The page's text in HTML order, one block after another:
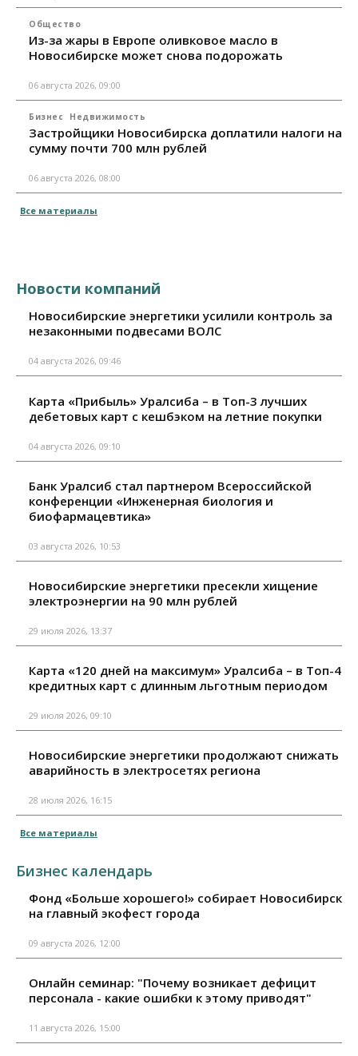
Общество
Из-за жары в Европе оливковое масло в
Новосибирске может снова подорожать
06 августа 2026, 09:00
Бизнес Недвижимость
Застройщики Новосибирска доплатили налоги на
сумму почти 700 млн рублей
06 августа 2026, 08:00
Все материалы
Новости компаний
Новосибирские энергетики усилили контроль за
незаконными подвесами ВОЛС
04 августа 2026, 09:46
Карта «Прибыль» Уралсиба – в Топ-3 лучших
дебетовых карт с кешбэком на летние покупки
04 августа 2026, 09:10
Банк Уралсиб стал партнером Всероссийской
конференции «Инженерная биология и
биофармацевтика»
03 августа 2026, 10:53
Новосибирские энергетики пресекли хищение
электроэнергии на 90 млн рублей
29 июля 2026, 13:37
Карта «120 дней на максимум» Уралсиба – в Топ-4
кредитных карт с длинным льготным периодом
29 июля 2026, 09:10
Новосибирские энергетики продолжают снижать
аварийность в электросетях региона
28 июля 2026, 16:15
Все материалы
Бизнес календарь
Фонд «Больше хорошего!» собирает Новосибирск
на главный экофест города
09 августа 2026, 12:00
Онлайн семинар: "Почему возникает дефицит
персонала - какие ошибки к этому приводят"
11 августа 2026, 15:00